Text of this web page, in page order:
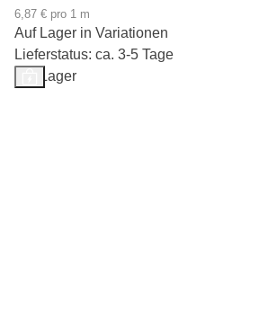
6,87 € pro 1 m
Auf Lager in Variationen
Lieferstatus: ca. 3-5 Tage
Auf Lager